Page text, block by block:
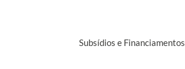
Subsídios e Financiamentos